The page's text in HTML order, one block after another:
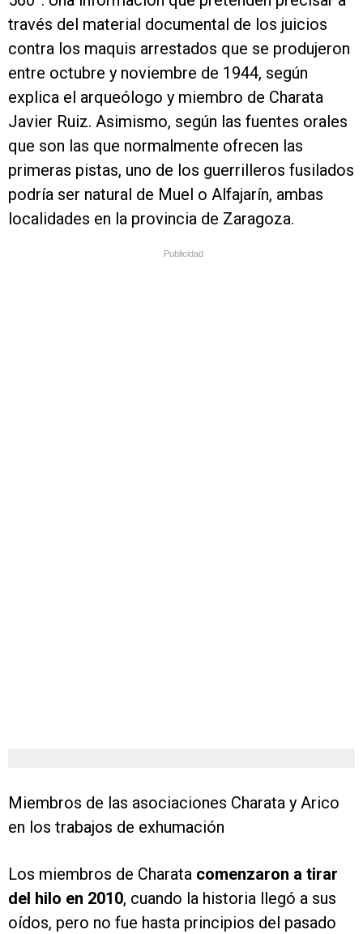
través del material documental de los juicios
contra los maquis arrestados que se produjeron
entre octubre y noviembre de 1944, según
explica el arqueólogo y miembro de Charata
Javier Ruiz. Asimismo, según las fuentes orales
que son las que normalmente ofrecen las
primeras pistas, uno de los guerrilleros fusilados
podría ser natural de Muel o Alfajarín, ambas
localidades en la provincia de Zaragoza.
Publicidad
Miembros de las asociaciones Charata y Arico
en los trabajos de exhumación
Los miembros de Charata comenzaron a tirar
del hilo en 2010, cuando la historia llegó a sus
oídos, pero no fue hasta principios del pasado